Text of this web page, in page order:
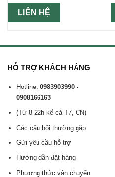
LIÊN HỆ
HỖ TRỢ KHÁCH HÀNG
Hotline: 0983903990 -
0908166163
(Từ 8-22h kể cả T7, CN)
Các câu hỏi thường gặp
Gửi yêu cầu hỗ trợ
Hướng dẫn đặt hàng
Phương thức vận chuyển